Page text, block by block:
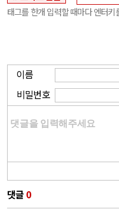
태그를 한개 입력할 때마다 엔터
이름
비밀번호
댓글 0